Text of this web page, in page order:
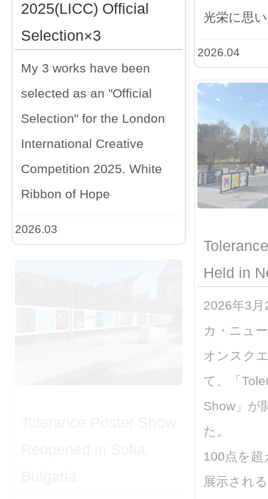
光栄に思
2026.04
2025(LICC) Official
Selection×3
My 3 works have been
selected as an "Official
Selection" for the London
International Creative
Competition 2025. White
Ribbon of Hope
2026.03
Held in
2026年3
カ・ニュ
オンスク
て、「
Show」が
た。
100点を
展示され